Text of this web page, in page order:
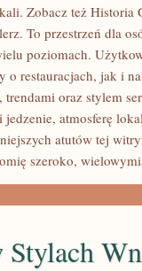
Zobacz też Historia
To przestrzeń dla
poziomach.
o restauracjach, jak i
trendami oraz stylem
jedzenie, atmosferę
atutów tej
szeroko,